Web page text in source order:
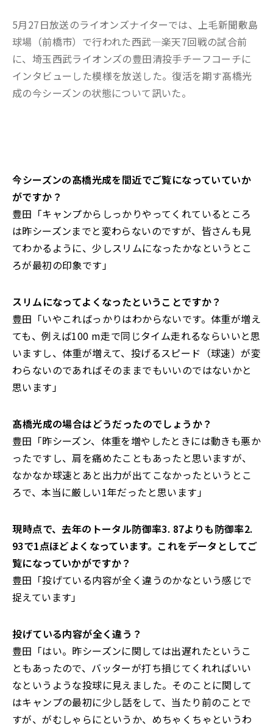
5月27日放送のライオンズナイターでは、上毛新聞敷島
球場（前橋市）で行われた西武―楽天7回戦の試合前
に、埼玉西武ライオンズの豊田清投手チーフコーチに
インタビューした模様を放送した。復活を期す髙橋光
成の今シーズンの状態について訊いた。
――今シーズンの髙橋光成を間近でご覧になっていていか
がですか？
豊田「キャンプからしっかりやってくれているところ
は昨シーズンまでと変わらないのですが、皆さんも見
てわかるように、少しスリムになったかなというとこ
ろが最初の印象です」
――スリムになってよくなったということですか？
豊田「いやこればっかりはわからないです。体重が増え
ても、例えば100 m走で同じタイム走れるならいいと思
いますし、体重が増えて、投げるスピード（球速）が変
わらないのであればそのままでもいいのではないかと
思います」
――髙橋光成の場合はどうだったのでしょうか？
豊田「昨シーズン、体重を増やしたときには動きも悪か
ったですし、肩を痛めたこともあったと思いますが、
なかなか球速とあと出力が出てこなかったというとこ
ろで、本当に厳しい1年だったと思います」
――現時点で、去年のトータル防御率3. 87よりも防御率2.
93で1点ほどよくなっています。これをデータとしてご
覧になっていかがですか？
豊田「投げている内容が全く違うのかなという感じで
捉えています」
――投げている内容が全く違う？
豊田「はい。昨シーズンに関しては出遅れたというこ
ともあったので、バッターが打ち損じてくれればいい
なというような投球に見えました。そのことに関して
はキャンプの最初に少し話をして、当たり前のことで
すが、がむしゃらにというか、めちゃくちゃというわ